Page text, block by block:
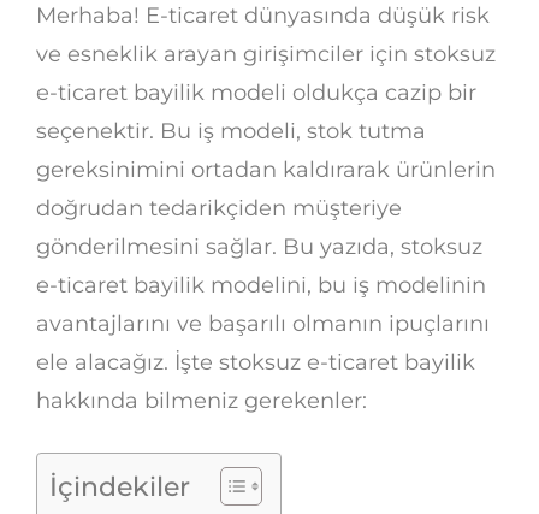
Merhaba! E-ticaret dünyasında düşük risk
ve esneklik arayan girişimciler için stoksuz
e-ticaret bayilik modeli oldukça cazip bir
seçenektir. Bu iş modeli, stok tutma
gereksinimini ortadan kaldırarak ürünlerin
doğrudan tedarikçiden müşteriye
gönderilmesini sağlar. Bu yazıda, stoksuz
e-ticaret bayilik modelini, bu iş modelinin
avantajlarını ve başarılı olmanın ipuçlarını
ele alacağız. İşte stoksuz e-ticaret bayilik
hakkında bilmeniz gerekenler:
İçindekiler